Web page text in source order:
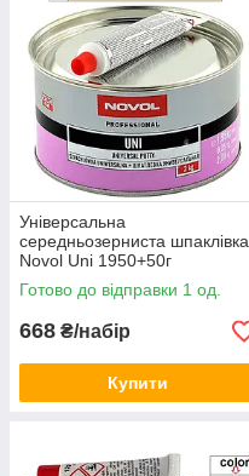
Універсальна
середньозерниста шпаклівка
Novol Uni 1950+50г
Готово до відправки 1 од.
668 ₴/набір
Купити